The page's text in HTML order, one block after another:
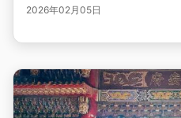
2026年02月05日